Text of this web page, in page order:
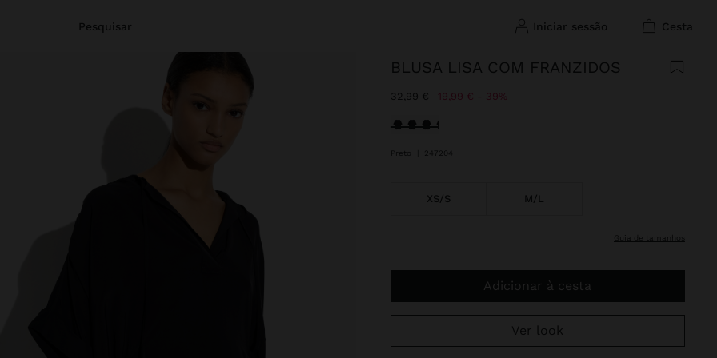
Pesquisar iniciar sessão cesta
BLUSA LISA COM FRANZIDOS
Preço Reduzido De
32,99 €Para19,99 € 39%
Selecionado
Preto 247204
XS/S M/L
guia de tamanhos
Adicionar à cesta
Ver look